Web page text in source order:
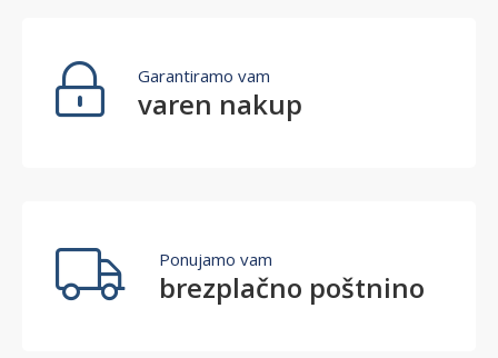
Garantiramo vam
varen nakup
Ponujamo vam
brezplačno poštnino